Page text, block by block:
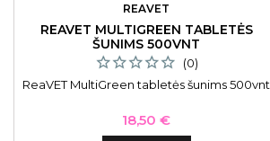
REAVET
REAVET MULTIGREEN TABLETĖS
ŠUNIMS 500VNT
(0)
ReaVET MultiGreen tabletės šunims 500vnt
Kaina
18,50 €